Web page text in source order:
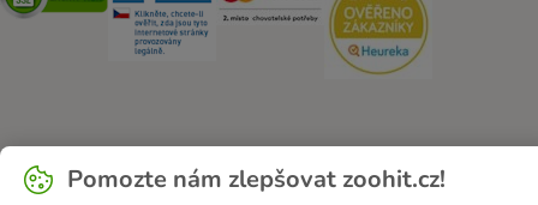
O zoohit
Všeobecné obchodní podmínky
Zde odstoupit od smlouvy
Pomozte nám zlepšovat zoohit.cz!